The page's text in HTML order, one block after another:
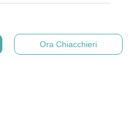
Ora Chiacchieri